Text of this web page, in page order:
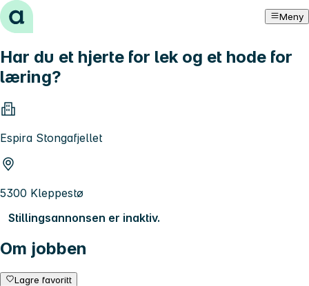
Hopp til innhold Meny
Har du et hjerte for lek og et hode for
læring?
Espira Stongafjellet
5300 Kleppestø
Stillingsannonsen er inaktiv.
Om jobben
Lagre favoritt